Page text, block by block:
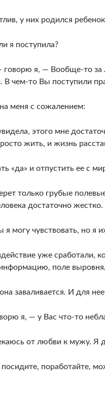
у них родился
я поступила?
говорю я, — Вообще-то
В чем-то Вы поступили
меня с сожалением:
этого мне
жить, и жизнь
«да» и отпустить ее с
только грубые
достаточно жестко.
могу чувствовать, но я
уже сработали,
поле
заваливается. И для
я, — у Вас что-то
от любви к мужу. Я
поработайте,